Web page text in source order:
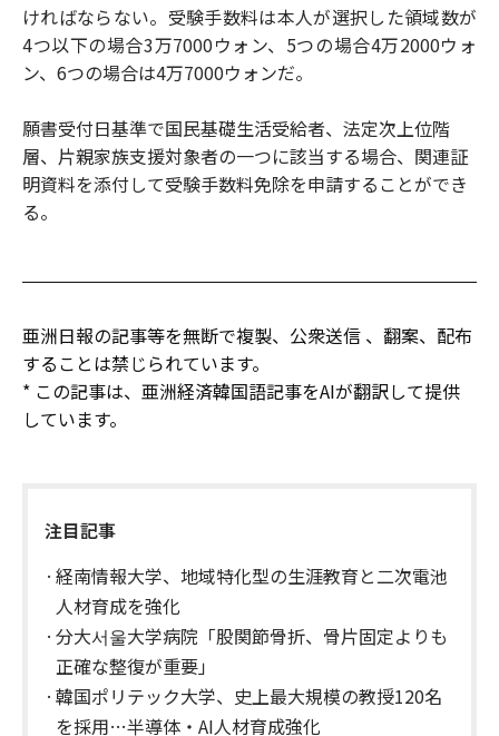
ければならない。受験手数料は本人が選択した領域数が
4つ以下の場合3万7000ウォン、5つの場合4万2000ウォ
ン、6つの場合は4万7000ウォンだ。
願書受付日基準で国民基礎生活受給者、法定次上位階
層、片親家族支援対象者の一つに該当する場合、関連証
明資料を添付して受験手数料免除を申請することができ
る。
亜洲日報の記事等を無断で複製、公衆送信 、翻案、配布
することは禁じられています。
* この記事は、亜洲経済韓国語記事をAIが翻訳して提供
しています。
注目記事
経南情報大学、地域特化型の生涯教育と二次電池
人材育成を強化
分大서울大学病院「股関節骨折、骨片固定よりも
正確な整復が重要」
韓国ポリテック大学、史上最大規模の教授120名
を採用…半導体・AI人材育成強化